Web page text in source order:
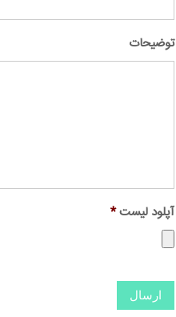
توضیحات
آپلود لیست*